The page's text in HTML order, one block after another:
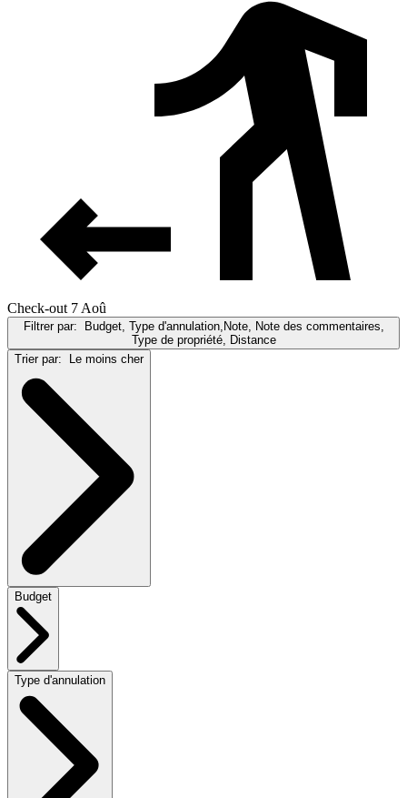
Check-out 7 Aoû
Filtrer par:
Budget, Type d'annulation,Note, Note des commentaires,
Type de propriété, Distance
Trier par:
Le moins cher
Budget
Type d'annulation